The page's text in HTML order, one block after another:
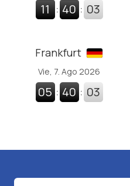
11 : 40 : 04
Frankfurt
Vie, 7. Ago 2026
05 : 40 : 04